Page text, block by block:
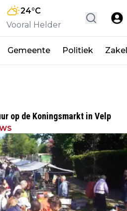
24°C
Vooral Helder
Gemeente Politiek
op de Koningsmarkt in Velp